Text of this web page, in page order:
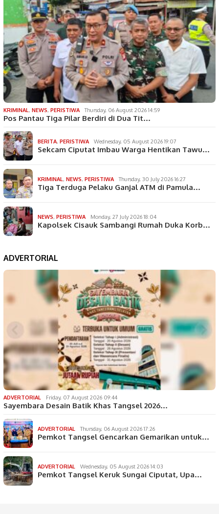
KRIMINAL, NEWS, PERISTIWA Thursday, 06 August 2026 14:59
Pos Pantau Tiga Pilar Berdiri di Dua Tit…
BERITA, PERISTIWA Wednesday, 05 August 2026 19:07
Sekcam Ciputat Imbau Warga Hentikan Tawu…
KRIMINAL, NEWS, PERISTIWA Thursday, 30 July 2026 16:27
Tiga Terduga Pelaku Ganjal ATM di Pamula…
NEWS, PERISTIWA Monday, 27 July 2026 18:04
Kapolsek Cisauk Sambangi Rumah Duka Korb…
ADVERTORIAL
ADVERTORIAL Friday, 07 August 2026 09:44
Sayembara Desain Batik Khas Tangsel 2026…
ADVERTORIAL Thursday, 06 August 2026 17:26
Pemkot Tangsel Gencarkan Gemarikan untuk…
ADVERTORIAL Wednesday, 05 August 2026 14:03
Pemkot Tangsel Keruk Sungai Ciputat, Upa…